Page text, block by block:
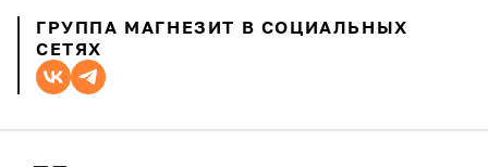
ГРУППА МАГНЕЗИТ В СОЦИАЛЬНЫХ
СЕТЯХ